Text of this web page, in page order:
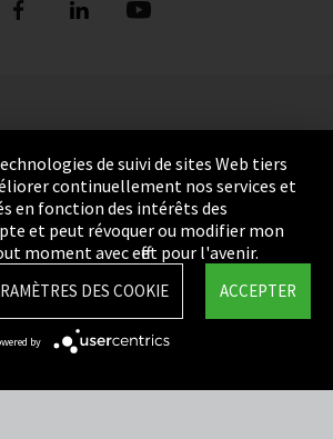
de suivi de sites Web tiers
continuellement nos services et
en fonction des intérêts des
et peut révoquer ou modifier mon
moment avec effet pour l'avenir.
ACCEPTER
DES COOKIE
by